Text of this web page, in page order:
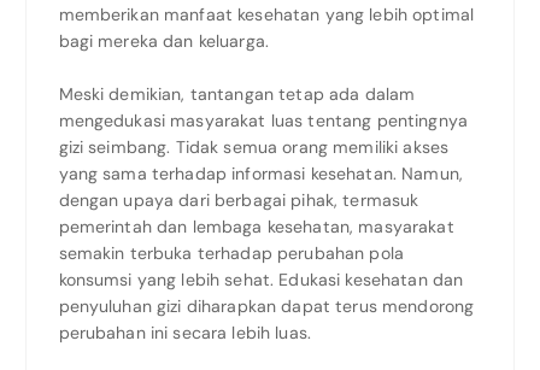
memberikan manfaat kesehatan yang lebih optimal
bagi mereka dan keluarga.
Meski demikian, tantangan tetap ada dalam
mengedukasi masyarakat luas tentang pentingnya
gizi seimbang. Tidak semua orang memiliki akses
yang sama terhadap informasi kesehatan. Namun,
dengan upaya dari berbagai pihak, termasuk
pemerintah dan lembaga kesehatan, masyarakat
semakin terbuka terhadap perubahan pola
konsumsi yang lebih sehat. Edukasi kesehatan dan
penyuluhan gizi diharapkan dapat terus mendorong
perubahan ini secara lebih luas.